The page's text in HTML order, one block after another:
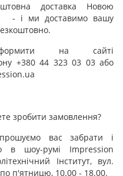
доставка Новою
- і ми доставимо вашу
на сайті
+380 44 323 03 03 або
зробити замовлення?
вас забрати і
в шоу-румі Impression
Інститут, вул.
по п'ятницю, 10.00 - 18.00.